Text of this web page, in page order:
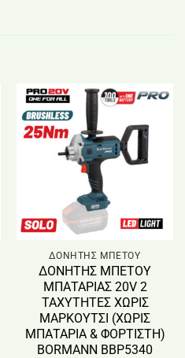
ΔΟΝΗΤΗΣ ΜΠΕΤΟΥ
ΔΟΝΗΤΗΣ ΜΠΕΤΟΥ
ΜΠΑΤΑΡΙΑΣ 20V 2
ΤΑΧΥΤΗΤΕΣ ΧΩΡΙΣ
ΜΑΡΚΟΥΤΣΙ (ΧΩΡΙΣ
ΜΠΑΤΑΡΙΑ & ΦΟΡΤΙΣΤΗ)
BORMANN BBP5340